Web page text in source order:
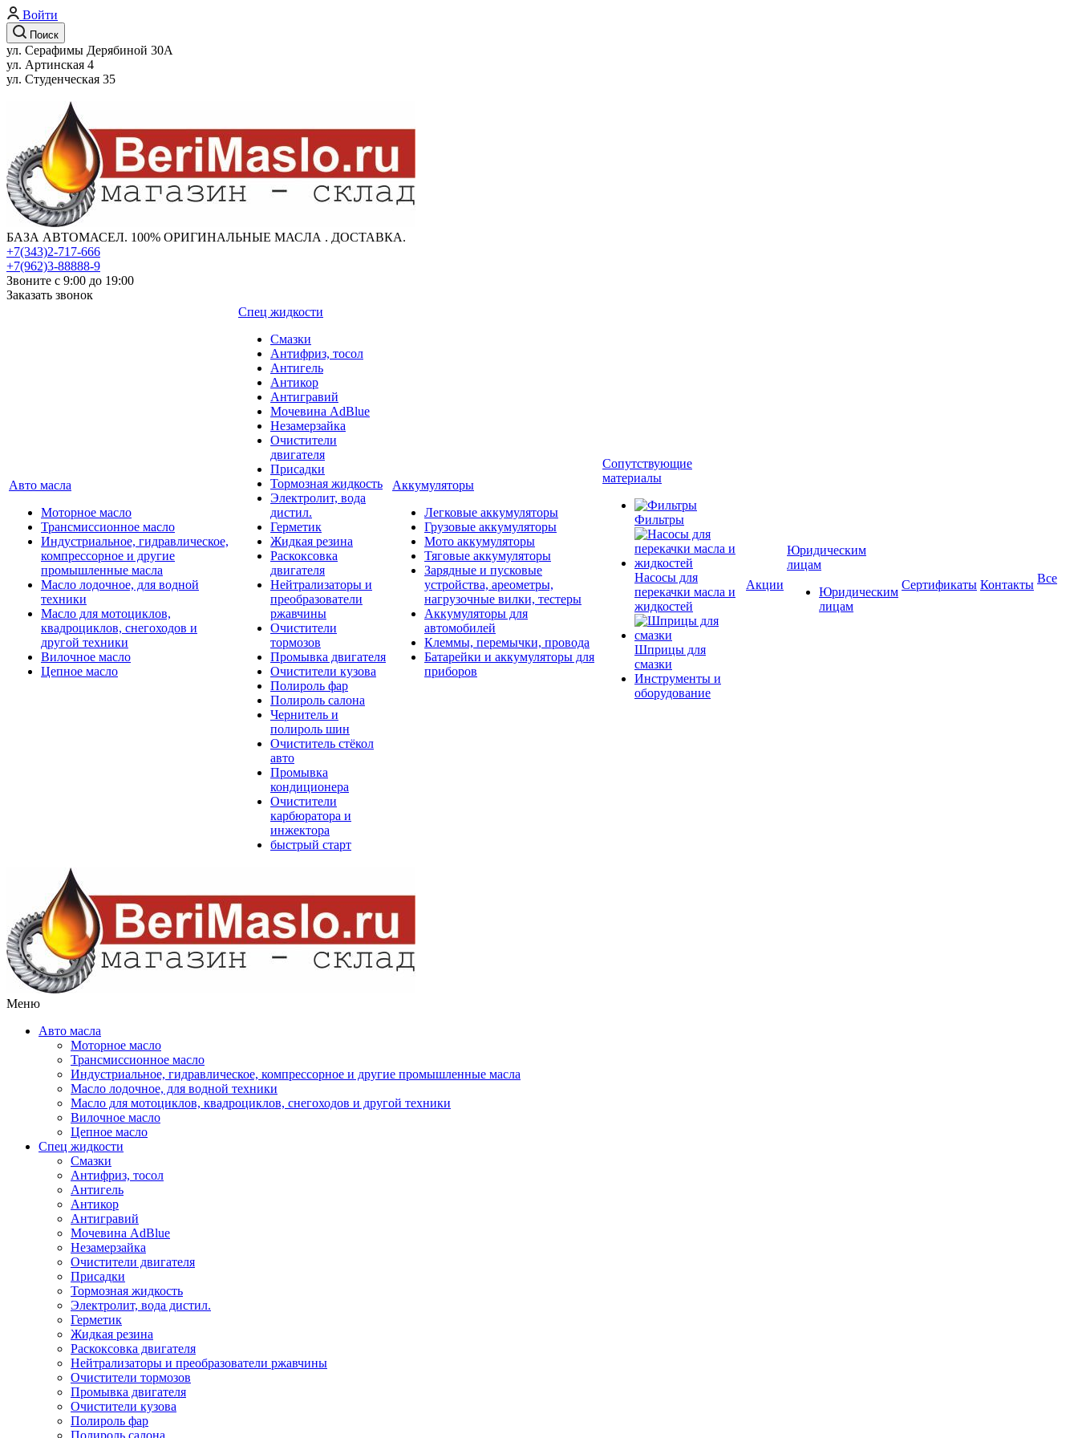
Войти
Поиск
ул. Серафимы Дерябиной 30А
ул. Артинская 4
ул. Студенческая 35
БАЗА АВТОМАСЕЛ. 100% ОРИГИНАЛЬНЫЕ МАСЛА . ДОСТАВКА.
+7(343)2-717-666
+7(962)3-88888-9
Звоните с 9:00 до 19:00
Заказать звонок
Авто масла
Моторное масло
Трансмиссионное масло
Индустриальное, гидравлическое,
компрессорное и другие
промышленные масла
Масло лодочное, для водной
техники
Масло для мотоциклов,
квадроциклов, снегоходов и
другой техники
Вилочное масло
Цепное масло
Спец жидкости
Смазки
Антифриз, тосол
Антигель
Антикор
Антигравий
Мочевина AdBlue
Незамерзайка
Очистители
двигателя
Присадки
Тормозная жидкость
Электролит, вода
дистил.
Герметик
Жидкая резина
Раскоксовка
двигателя
Нейтрализаторы и
преобразователи
ржавчины
Очистители
тормозов
Промывка двигателя
Очистители кузова
Полироль фар
Полироль салона
Чернитель и
полироль шин
Очиститель стёкол
авто
Промывка
кондиционера
Очистители
карбюратора и
инжектора
быстрый старт
Аккумуляторы
Легковые аккумуляторы
Грузовые аккумуляторы
Мото аккумуляторы
Тяговые аккумуляторы
Зарядные и пусковые
устройства, ареометры,
нагрузочные вилки, тестеры
Аккумуляторы для
автомобилей
Клеммы, перемычки, провода
Батарейки и аккумуляторы для
приборов
Сопутствующие
материалы
Фильтры
Насосы для
перекачки масла и
жидкостей
Шприцы для
смазки
Инструменты и
оборудование
Акции
Юридическим
лицам
Юридическим
лицам
Сертификаты Контакты Все
Меню
Авто масла
Моторное масло
Трансмиссионное масло
Индустриальное, гидравлическое, компрессорное и другие промышленные масла
Масло лодочное, для водной техники
Масло для мотоциклов, квадроциклов, снегоходов и другой техники
Вилочное масло
Цепное масло
Спец жидкости
Смазки
Антифриз, тосол
Антигель
Антикор
Антигравий
Мочевина AdBlue
Незамерзайка
Очистители двигателя
Присадки
Тормозная жидкость
Электролит, вода дистил.
Герметик
Жидкая резина
Раскоксовка двигателя
Нейтрализаторы и преобразователи ржавчины
Очистители тормозов
Промывка двигателя
Очистители кузова
Полироль фар
Полироль салона